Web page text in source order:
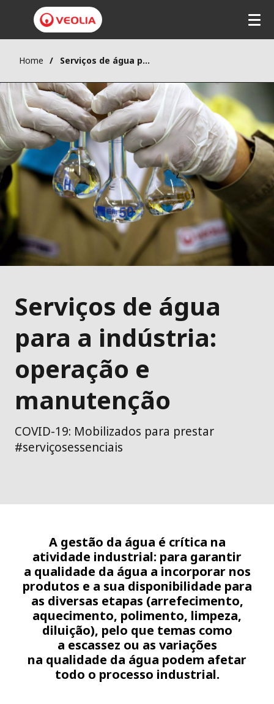
Home Serviços de água para as indústrias: operação e manutenção
Serviços de água
para a indústria:
operação e
manutenção
COVID-19: Mobilizados para prestar
#serviçosessenciais
A gestão da água é crítica na
atividade industrial: para garantir
a qualidade da água a incorporar nos
produtos e a sua disponibilidade para
as diversas etapas (arrefecimento,
aquecimento, polimento, limpeza,
diluição), pelo que temas como
a escassez ou as variações
na qualidade da água podem afetar
todo o processo industrial.